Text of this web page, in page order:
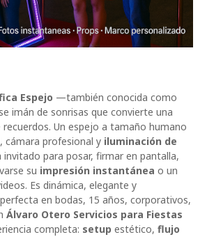
Espejo —también conocida como
imán de sonrisas que convierte una
Un espejo a tamaño humano
, cámara profesional y iluminación de
invitado para posar, firmar en pantalla,
su impresión instantánea o un
Es dinámica, elegante y
en bodas, 15 años, corporativos,
Álvaro Otero Servicios para Fiestas
completa: setup estético, flujo